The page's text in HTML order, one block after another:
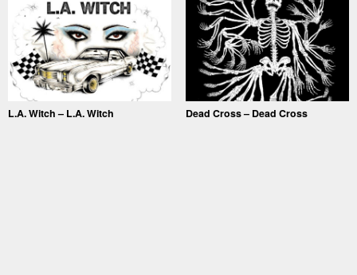
L.A. Witch – L.A. Witch Dead Cross – Dead Cross